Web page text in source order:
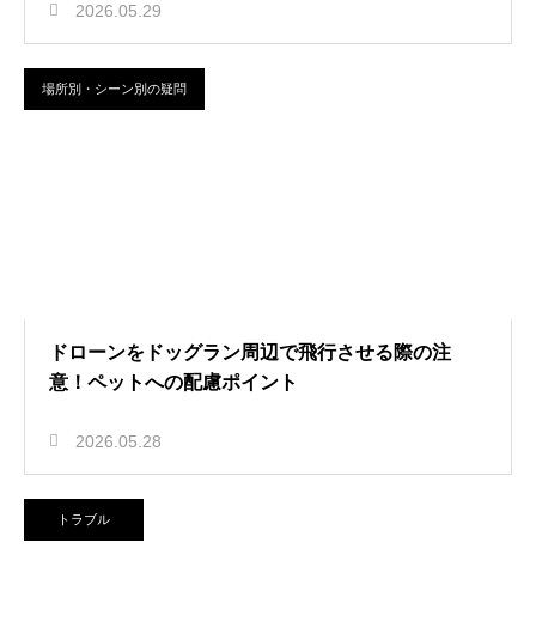
2026.05.29
場所別・シーン別の疑問
ドローンをドッグラン周辺で飛行させる際の注
意！ペットへの配慮ポイント
2026.05.28
トラブル